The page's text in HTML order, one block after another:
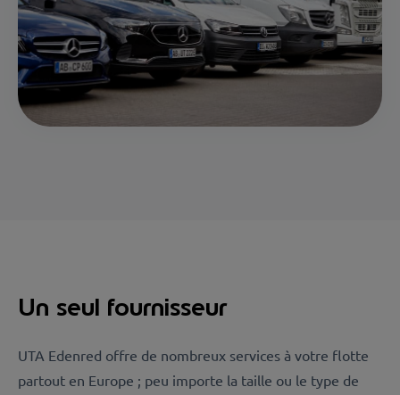
Un seul fournisseur
UTA Edenred offre de nombreux services à votre flotte
partout en Europe ; peu importe la taille ou le type de